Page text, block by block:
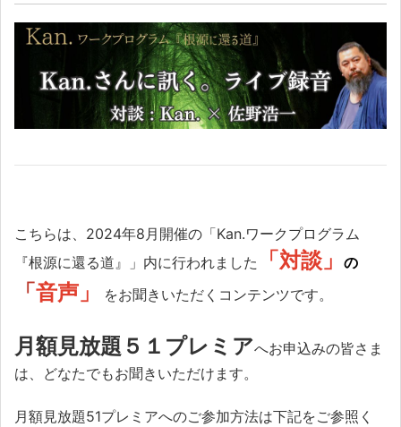
こちらは、2024年8月開催の「Kan.ワークプログラム
『根源に還る道』」内に行われました
「対談」 の
「音声」 をお聞きいただくコンテンツです。
月額見放題５１プレミアへお申込みの皆さま
は、どなたでもお聞きいただけます。
月額見放題51プレミアへのご参加方法は下記をご参照く